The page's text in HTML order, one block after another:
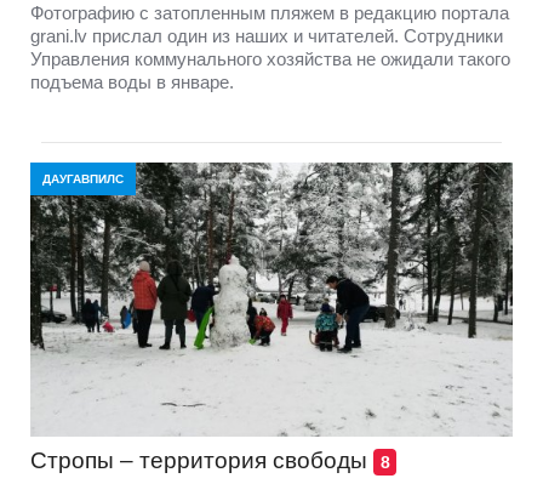
Фотографию с затопленным пляжем в редакцию портала
grani.lv прислал один из наших и читателей. Сотрудники
Управления коммунального хозяйства не ожидали такого
подъема воды в январе.
ДАУГАВПИЛС
Стропы – территория свободы 8